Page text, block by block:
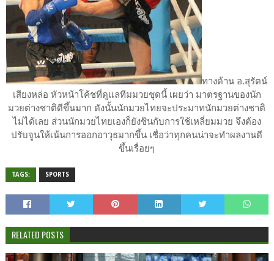
ทางด้าน อ.สุรัตน์
เสียงหล่อ หัวหน้าโค้ชที่ดูแลทีมมวยชุดนี้ เผยว่า มาตรฐานของนัก
มวยต่างชาติดีขึ้นมาก ดังนั้นนักมวยไทยจะประมาทนักมวยต่างชาติ
ไม่ได้เลย ส่วนนักมวยไทยเองก็ยังชินกับการใช้เหลี่ยมมวย จึงต้อง
ปรับจูนให้เน้นการออกอาวุธมากขึ้น เชื่อว่าทุกคนน่าจะทำผลงานดี
ขึ้นเรื่อยๆ
TAGS: SPORTS
RELATED POSTS